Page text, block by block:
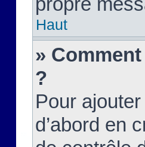
Haut
»
?
Pour
d’abord en